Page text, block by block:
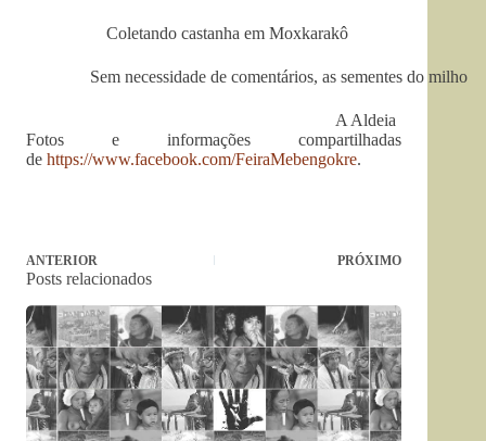
Coletando castanha em Moxkarakô
Sem necessidade de comentários, as sementes do milho
A Aldeia
Fotos e informações compartilhadas
de https://www.facebook.com/FeiraMebengokre.
ANTERIOR PRÓXIMO
Posts relacionados